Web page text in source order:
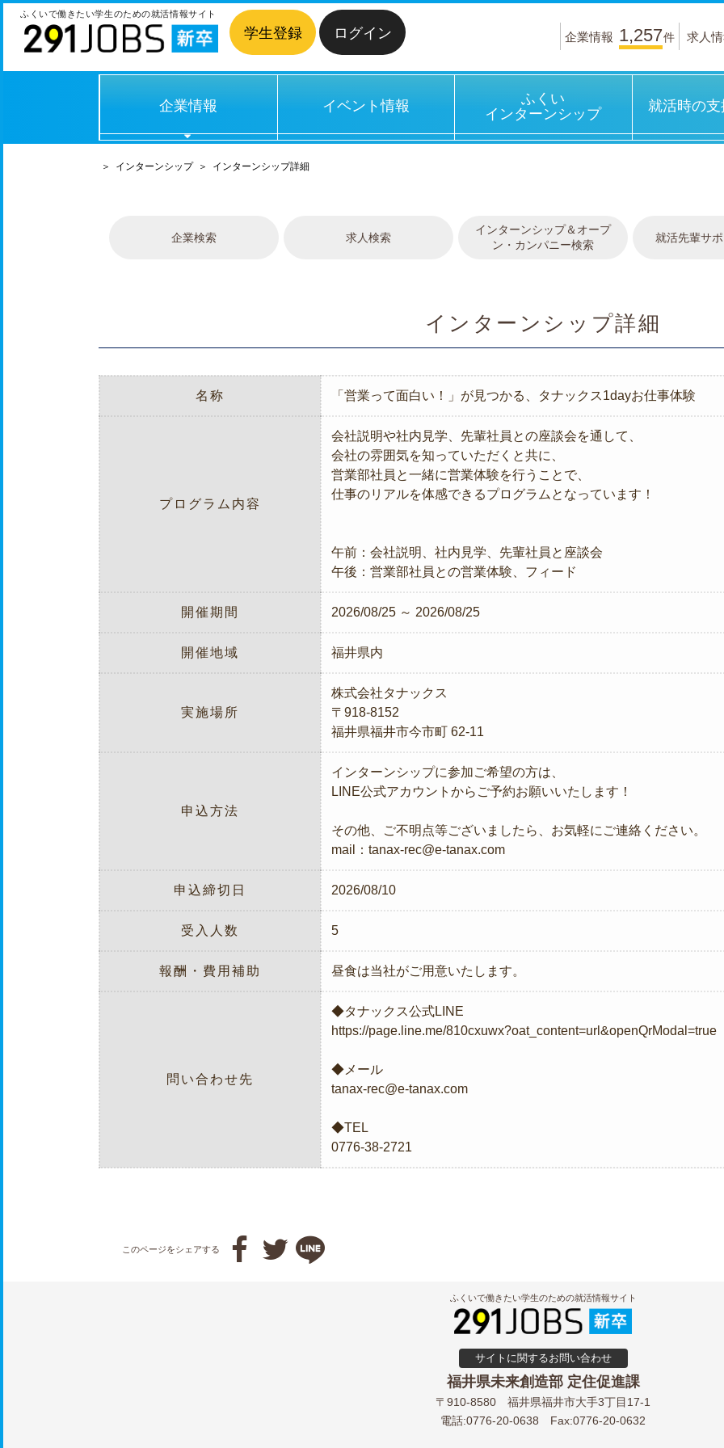
ふくいで働きたい学生のための就活情報サイト
学生登録 ログイン
企業情報 イベント情報
ふくい
インターンシップ
就活時の
企業情報 1,257件 求人
＞ インターンシップ ＞ インターンシップ詳細
企業検索 求人検索
インターンシップ＆オープ
ン・カンパニー検索
就活先輩サ
インターンシップ詳細
名称 「営業って面白い！」が見つかる、タナックス1dayお仕事体験
プログラム内容
会社説明や社内見学、先輩社員との座談会を通して、
会社の雰囲気を知っていただくと共に、
営業部社員と一緒に営業体験を行うことで、
仕事のリアルを体感できるプログラムとなっています！
午前：会社説明、社内見学、先輩社員と座談会
午後：営業部社員との営業体験、フィード
開催期間 2026/08/25 ～ 2026/08/25
開催地域 福井県内
実施場所
株式会社タナックス
〒918-8152
福井県福井市今市町 62-11
申込方法
インターンシップに参加ご希望の方は、
LINE公式アカウントからご予約お願いいたします！
その他、ご不明点等ございましたら、お気軽にご連絡ください。
mail：tanax-rec@e-tanax.com
申込締切日 2026/08/10
受入人数 5
報酬・費用補助 昼食は当社がご用意いたします。
問い合わせ先
◆タナックス公式LINE
https://page.line.me/810cxuwx?oat_content=url&openQrModal=true
◆メール
tanax-rec@e-tanax.com
◆TEL
0776-38-2721
このページをシェアする   
ふくいで働きたい学生のための就活情報サイト
サイトに関するお問い合わせ
福井県未来創造部 定住促進課
〒910-8580
福井県福井市大手3丁目17-1
電話:0776-20-0638
Fax:0776-20-0632